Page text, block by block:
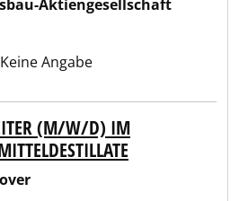
Aktiengesellschaft
Keine Angabe
(M/W/D) IM